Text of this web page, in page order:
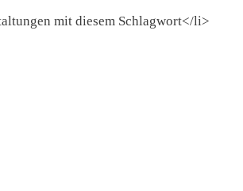
mit diesem Schlagwort</li>